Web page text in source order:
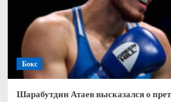
Бокс
Шарабутдин Атаев высказался о